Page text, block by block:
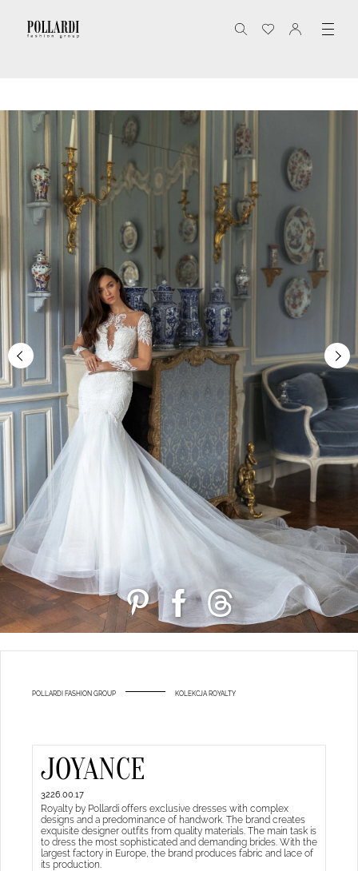
POLLARDI FASHION GROUP KOLEKCJA ROYALTY
JOYANCE
3226.00.17
Royalty by Pollardi offers exclusive dresses with complex
designs and a predominance of handwork. The brand creates
exquisite designer outfits from quality materials. The main task is
to dress the most sophisticated and demanding brides. With the
largest factory in Europe, the brand produces fabric and lace of
its production.